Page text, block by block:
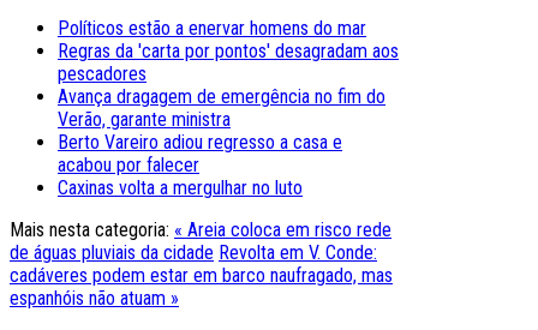
Políticos estão a enervar homens do mar
Regras da 'carta por pontos' desagradam aos
pescadores
Avança dragagem de emergência no fim do
Verão, garante ministra
Berto Vareiro adiou regresso a casa e
acabou por falecer
Caxinas volta a mergulhar no luto
Mais nesta categoria: « Areia coloca em risco rede
de águas pluviais da cidade Revolta em V. Conde:
cadáveres podem estar em barco naufragado, mas
espanhóis não atuam »